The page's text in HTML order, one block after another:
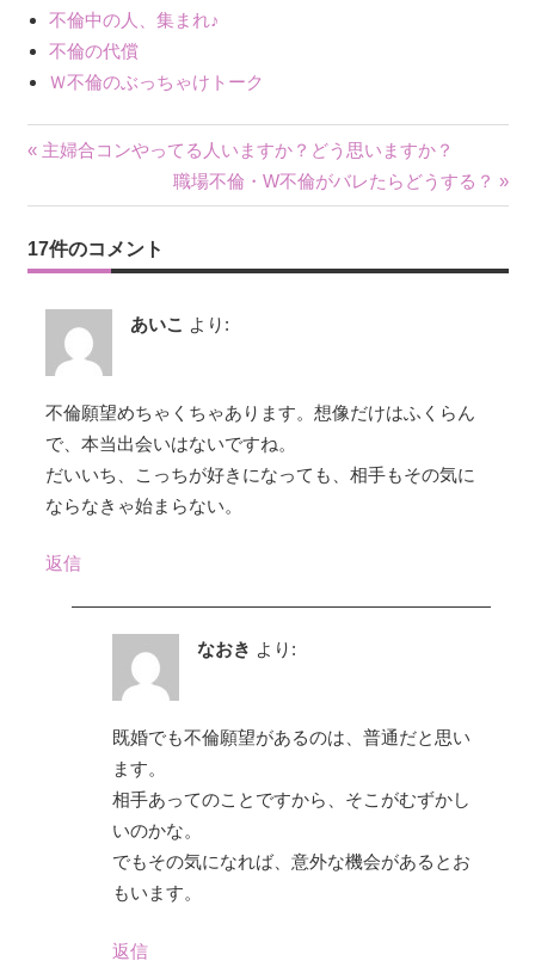
不倫中の人、集まれ♪
不倫の代償
Ｗ不倫のぶっちゃけトーク
ナ
ビ
ゲ
ー
シ
ョ
ン
« 主婦合コンやってる人いますか？どう思いますか？
職場不倫・W不倫がバレたらどうする？ »
17件のコメント
あいこ より:
不倫願望めちゃくちゃあります。想像だけはふくらん
で、本当出会いはないですね。
だいいち、こっちが好きになっても、相手もその気に
ならなきゃ始まらない。
返信
なおき より:
既婚でも不倫願望があるのは、普通だと思い
ます。
相手あってのことですから、そこがむずかし
いのかな。
でもその気になれば、意外な機会があるとお
もいます。
返信